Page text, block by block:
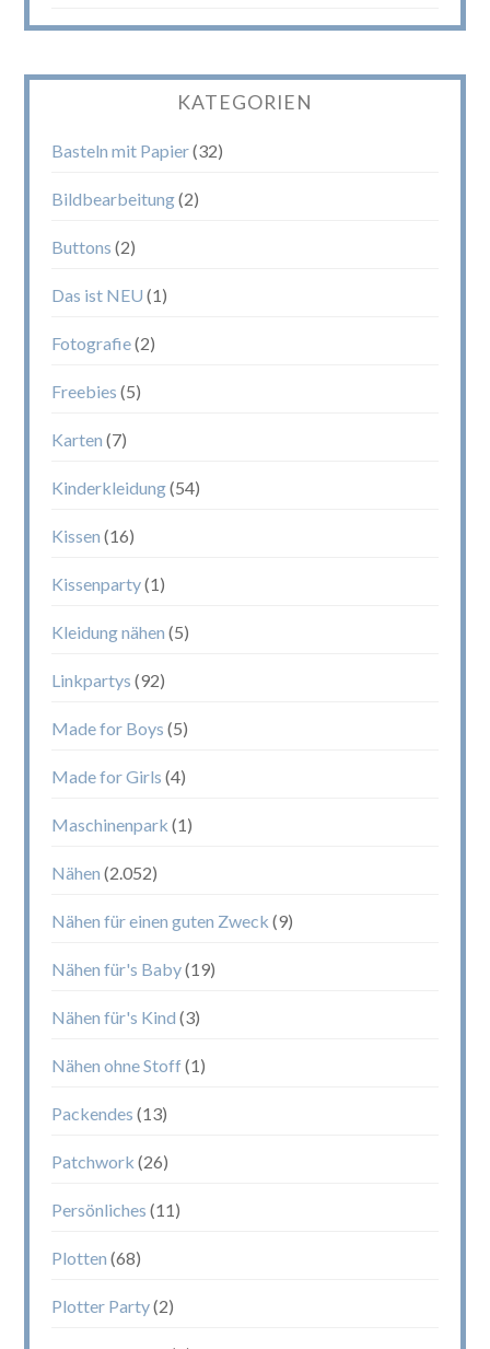
KATEGORIEN
Basteln mit Papier(32)
Bildbearbeitung(2)
Buttons (2)
Das ist NEU (1)
Fotografie(2)
Freebies (5)
Karten (7)
Kinderkleidung(54)
Kissen (16)
Kissenparty(1)
Kleidung nähen (5)
Linkpartys (92)
Made for Boys (5)
Made for Girls (4)
Maschinenpark (1)
Nähen (2.052)
Nähen für einen guten Zweck (9)
Nähen für's Baby(19)
Nähen für's Kind (3)
Nähen ohne Stoff (1)
Packendes (13)
Patchwork (26)
Persönliches (11)
Plotten (68)
Plotter Party(2)